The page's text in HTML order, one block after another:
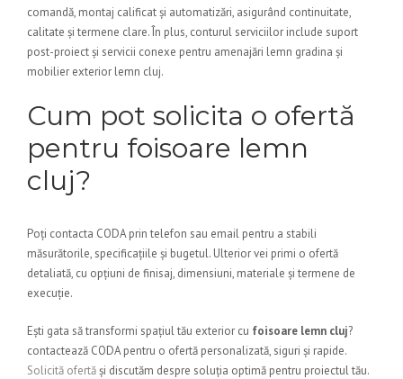
comandă, montaj calificat și automatizări, asigurând continuitate,
calitate și termene clare. În plus, conturul serviciilor include suport
post-proiect și servicii conexe pentru amenajări lemn gradina și
mobilier exterior lemn cluj.
Cum pot solicita o ofertă
pentru foisoare lemn
cluj?
Poți contacta CODA prin telefon sau email pentru a stabili
măsurătorile, specificațiile și bugetul. Ulterior vei primi o ofertă
detaliată, cu opțiuni de finisaj, dimensiuni, materiale și termene de
execuție.
Ești gata să transformi spațiul tău exterior cu foisoare lemn cluj?
contactează CODA pentru o ofertă personalizată, siguri și rapide.
Solicită ofertăși discutăm despre soluția optimă pentru proiectul tău.